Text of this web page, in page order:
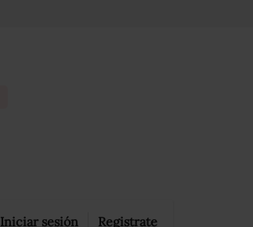
Iniciar sesión Registrate